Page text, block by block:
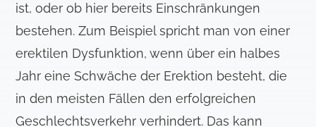
ist, oder ob hier bereits Einschränkungen
bestehen. Zum Beispiel spricht man von einer
erektilen Dysfunktion, wenn über ein halbes
Jahr eine Schwäche der Erektion besteht, die
in den meisten Fällen den erfolgreichen
Geschlechtsverkehr verhindert. Das kann